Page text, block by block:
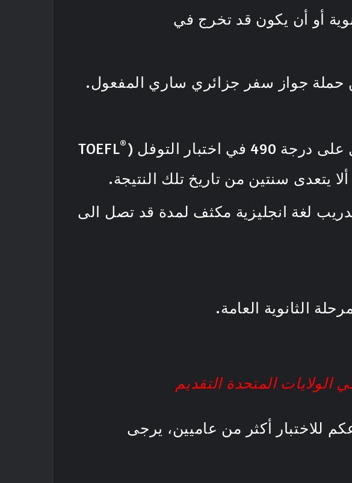
أو أن يكون قد تخرج في
حملة جواز سفر جزائري ساري المفعول.
التوفل (
®
TOEFL
لغة انجليزية مكثف لمدة قد تصل الى
الثانوية العامة.
الولايات المتحدة التقديم
للاختبار أكثر من عاميين، يرجى